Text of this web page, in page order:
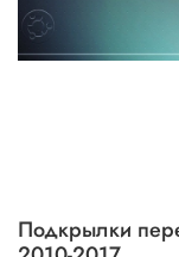
Подкрылки